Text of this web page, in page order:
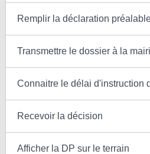
Remplir la déclaration
Transmettre le dossier à la
Connaitre le délai d'instruction
Recevoir la décision
Afficher la DP sur le terrain